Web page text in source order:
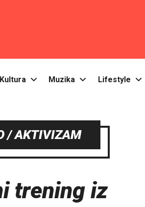
Kultura Muzika Lifestyle
/ AKTIVIZAM
trening iz